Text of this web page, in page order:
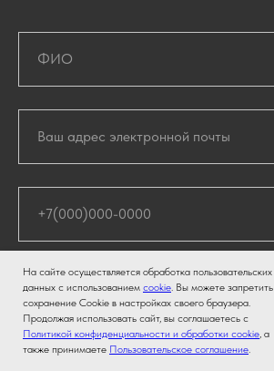
На сайте осуществляется обработка пользовательских
данных с использованием cookie. Вы можете запретить
сохранение Cookie в настройках своего браузера.
Продолжая использовать сайт, вы соглашаетесь с
Политикой конфиденциальности и обработки cookie, а
также принимаете Пользовательское соглашение.